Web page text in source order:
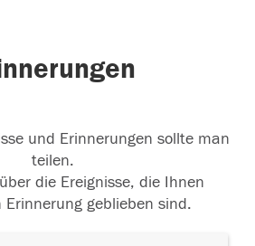
und Erinnerungen sollte man
teilen.
die Ereignisse, die Ihnen
Erinnerung geblieben sind.